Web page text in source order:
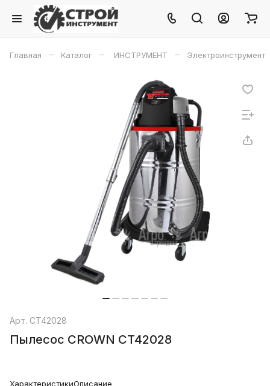
Главная – Каталог – ИНСТРУМЕНТ – Электроинструмент
Арт. CT42028
Пылесос CROWN CT42028
ХарактеристикиОписание